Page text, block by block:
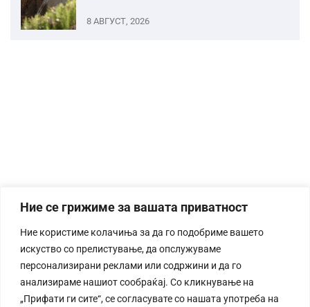
Ние се грижиме за вашата приватност
Ние користиме колачиња за да го подобриме вашето
искуство со прелистување, да опслужуваме
персонализирани реклами или содржини и да го
анализираме нашиот сообраќај. Со кликнување на
„Прифати ги сите“, се согласувате со нашата употреба на
8 АВГУСТ, 2026